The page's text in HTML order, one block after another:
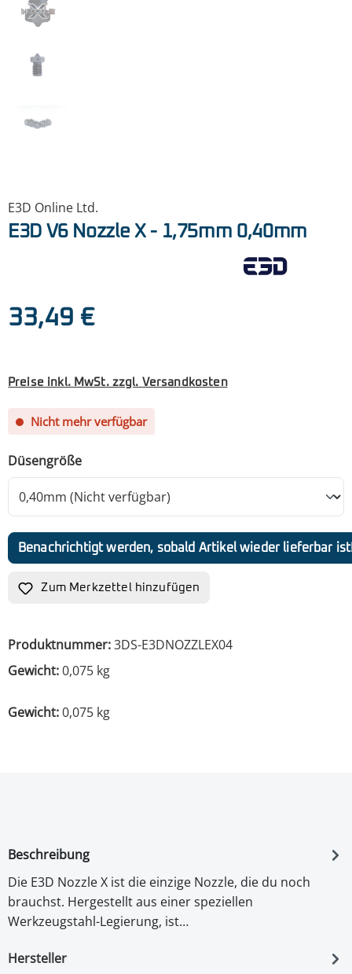
E3D Online Ltd.
E3D V6 Nozzle X - 1,75mm 0,40mm
Regulärer Preis:
33,49 €
Preise inkl. MwSt. zzgl. Versandkosten
Nicht mehr verfügbar
Düsengrößeauswählen
Benachrichtigt werden, sobald Artikel wieder lieferbar
Zum Merkzettel hinzufügen
Produktnummer:3DS-E3DNOZZLEX04
Gewicht:0,075 kg
Gewicht:0,075 kg
Beschreibung
Die E3D Nozzle X ist die einzige Nozzle, die du noch
brauchst. Hergestellt aus einer speziellen
Werkzeugstahl-Legierung, ist…
Hersteller